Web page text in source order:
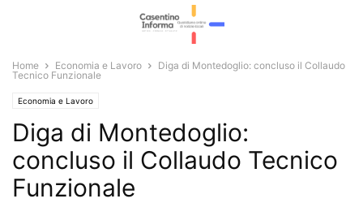
Home Economia e Lavoro
Diga di Montedoglio: concluso il Collaudo
Tecnico Funzionale
Economia e Lavoro
Diga di Montedoglio:
concluso il Collaudo Tecnico
Funzionale